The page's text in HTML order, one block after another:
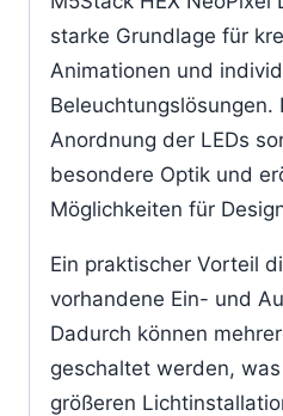
starke Grundlage für
Animationen und
Beleuchtungslösungen.
Anordnung der LEDs
besondere Optik und
Möglichkeiten für
Ein praktischer Vorteil
vorhandene Ein- und
Dadurch können
geschaltet werden,
größeren